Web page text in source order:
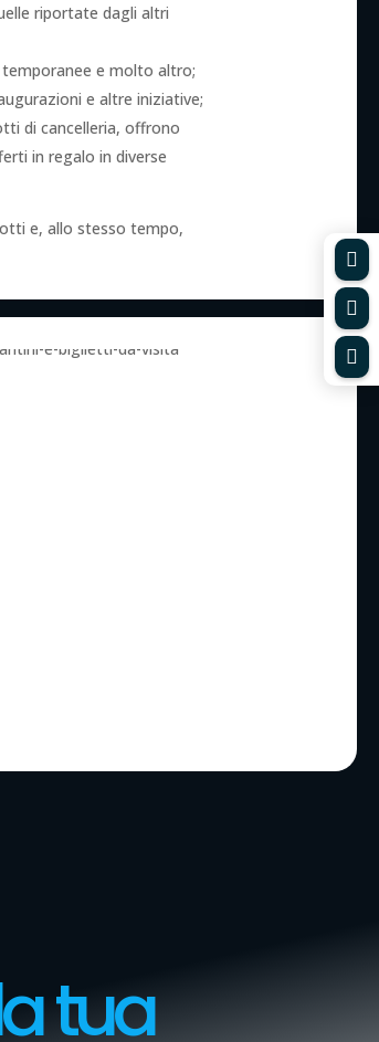
riportate dagli altri
e molto altro;
e altre iniziative;
di cancelleria, offrono
in regalo in diverse
e, allo stesso tempo,
tua


